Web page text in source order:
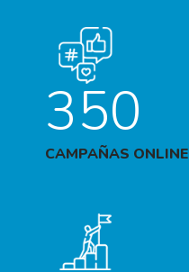
350
CAMPAÑAS ONLINE